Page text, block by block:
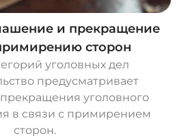
и прекращение
сторон
уголовных дел
предусматривает
уголовного
в связи с примирением
сторон.